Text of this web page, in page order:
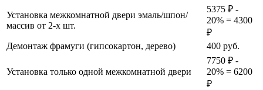
Установка межкомнатной двери эмаль/шпон/
массив от 2-х шт.
5375 ₽ -
20% = 4300
₽
Демонтаж фрамуги (гипсокартон, дерево)
400 руб.
Установка только одной межкомнатной двери
7750 ₽ -
20% = 6200
₽